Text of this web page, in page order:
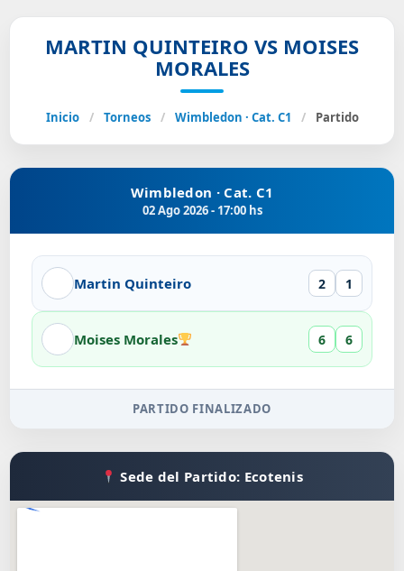
MARTIN QUINTEIRO VS MOISES
MORALES
Inicio / Torneos / Wimbledon · Cat. C1 / Partido
Wimbledon · Cat. C1
02 Ago 2026 - 17:00 hs
Martin Quinteiro 2 1
Moises Morales 6 6
PARTIDO FINALIZADO
Sede del Partido: Ecotenis